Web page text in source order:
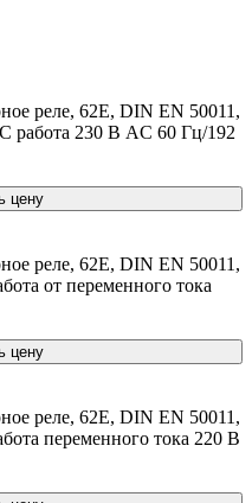
реле, 62E, DIN EN 50011,
работа 230 В AC 60 Гц/192
цену
реле, 62E, DIN EN 50011,
от переменного тока
цену
реле, 62E, DIN EN 50011,
переменного тока 220 В